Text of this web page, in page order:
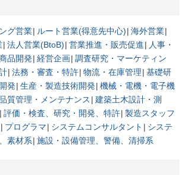
グ営業 ルート営業(得意先中心) 海外営業
法人営業(BtoB) 営業推進・販売促進
人事・
品開発 経営企画 調査研究・マーケティン
法務・審査・特許 物流・在庫管理 基礎研
発 生産・製造技術開発 機械・電機・電子機
質管理・メンテナンス
建築土木設計・測
評価・検査、研究・開発、特許 製造スタッフ
プログラマ システムコンサルタント
システ
素材系 施設・設備管理、警備、清掃系